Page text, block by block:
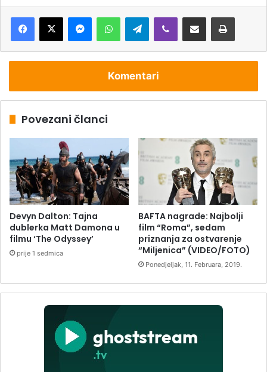
Telegram
Komentari
Povezani članci
Devyn Dalton: Tajna
dublerka Matt Damona u
filmu ‘The Odyssey’
prije 1 sedmica
BAFTA nagrade: Najbolji
film “Roma”, sedam
priznanja za ostvarenje
“Miljenica” (VIDEO/FOTO)
Ponedjeljak, 11. Februara, 2019.